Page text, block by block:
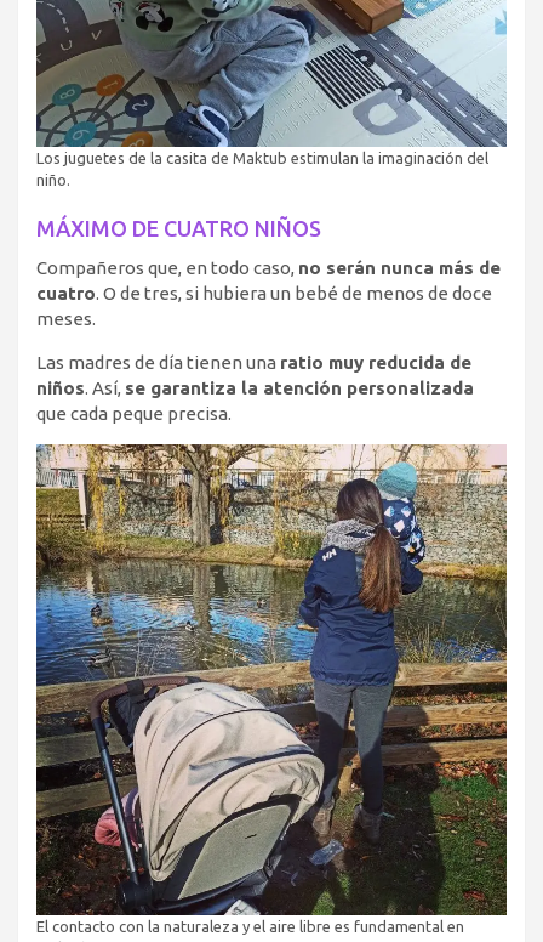
Los juguetes de la casita de Maktub estimulan la imaginación del
niño.
MÁXIMO DE CUATRO NIÑOS
Compañeros que, en todo caso, no serán nunca más de
cuatro. O de tres, si hubiera un bebé de menos de doce
meses.
Las madres de día tienen una ratio muy reducida de
niños. Así, se garantiza la atención personalizada
que cada peque precisa.
El contacto con la naturaleza y el aire libre es fundamental en